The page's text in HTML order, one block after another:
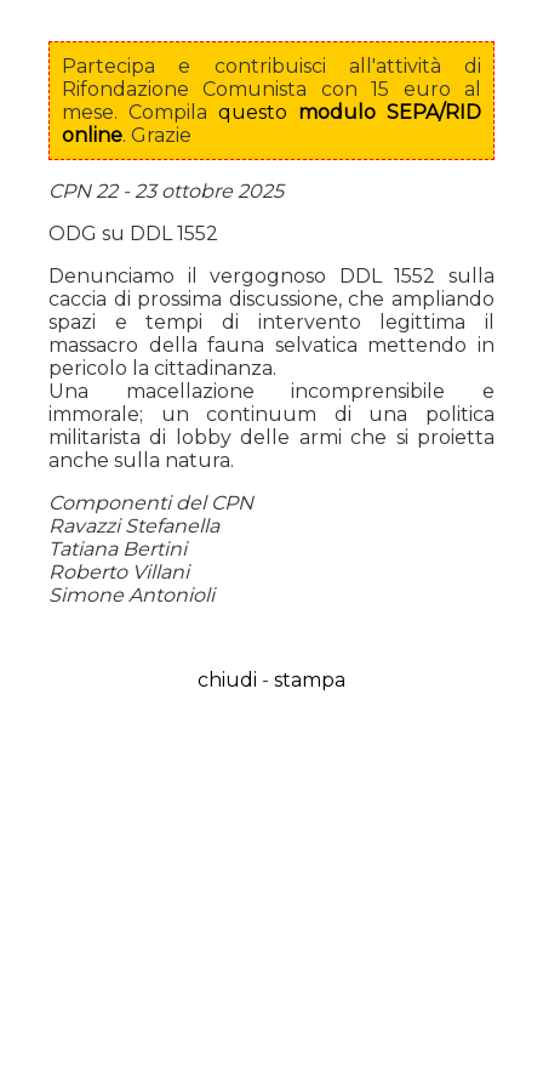
Partecipa e contribuisci all'attività di
Rifondazione Comunista con 15 euro al
mese. Compila questo modulo SEPA/RID
online. Grazie
CPN 22 - 23 ottobre 2025
ODG su DDL 1552
Denunciamo il vergognoso DDL 1552 sulla
caccia di prossima discussione, che ampliando
spazi e tempi di intervento legittima il
massacro della fauna selvatica mettendo in
pericolo la cittadinanza.
Una macellazione incomprensibile e
immorale; un continuum di una politica
militarista di lobby delle armi che si proietta
anche sulla natura.
Componenti del CPN
Ravazzi Stefanella
Tatiana Bertini
Roberto Villani
Simone Antonioli
chiudi - stampa